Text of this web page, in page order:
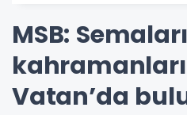
MSB:
Vatan’da